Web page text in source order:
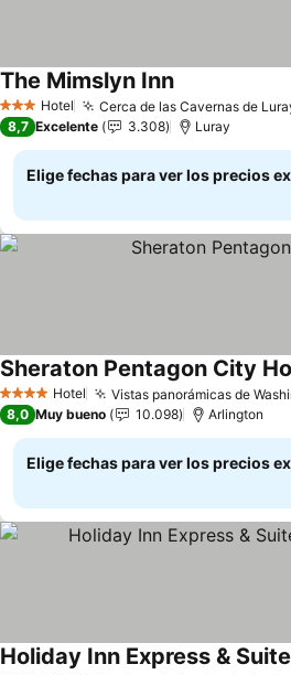
3 Estrellas
Hotel Cerca de las Cavernas de
The Mimslyn Inn
8,7 Excelente 3.308 Luray
Elige fechas para ver los precios
4 EstrellasHotel Vistas panorámicas de
Sheraton Pentagon City
8,0 Muy bueno 10.098 Arlington
Elige fechas para ver los precios
Holiday Inn Express &